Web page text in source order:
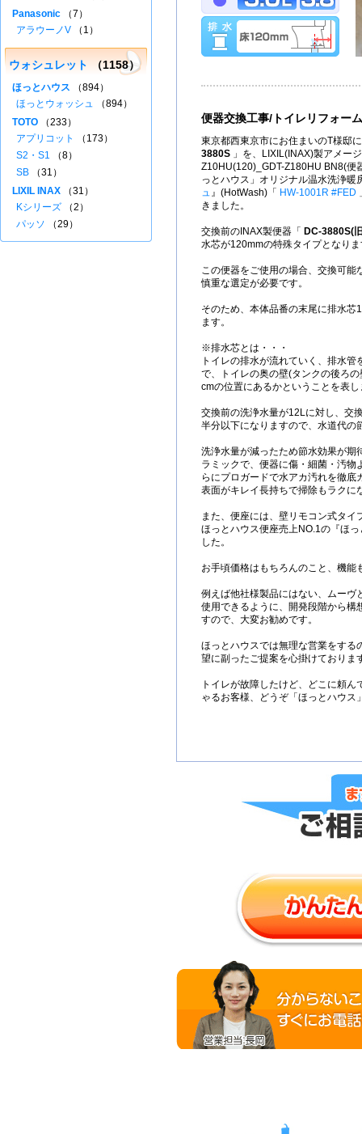
便器交換工事/トイレリフォーム
東京都西東京市にお住まいのT様邸
3880S 」を、LIXIL(INAX)製アメー
Z10HU(120)_GDT-Z180HU BN8(便
っとハウス」オリジナル温水洗浄暖
ュ』(HotWash)「 HW-1001R #FED
きました。
交換前のINAX製便器「
DC-3880S(
水芯が120mmの特殊タイプとなり
この便器をご使用の場合、交換可能
慎重な選定が必要です。
そのため、本体品番の末尾に排水芯
ます。
※排水芯とは・・・
トイレの排水が流れていく、排水
で、トイレの奥の壁(タンクの後ろ
cmの位置にあるかということを表し
交換前の洗浄水量が12Lに対し、交
半分以下になりますので、水道代の
洗浄水量が減ったため節水効果が期
ラミックで、便器に傷・細菌・汚物
らにプロガードで水アカ汚れを徹底
表面がキレイ長持ちで掃除もラクに
また、便座には、壁リモコン式タイ
ほっとハウス便座売上NO.1の『ほ
した。
お手頃価格はもちろんのこと、機能
例えば他社様製品にはない、ムーヴ
使用できるように、開発段階から構
すので、大変お勧めです。
ほっとハウスでは無理な営業をする
望に副ったご提案を心掛けておりま
トイレが故障したけど、どこに頼
ゃるお客様、どうぞ「ほっとハウス
Panasonic （7）
アラウーノV （1）
ウォシュレット （1158）
ほっとハウス （894）
ほっとウォッシュ （894）
TOTO （233）
アプリコット
（173）
S2・S1 （8）
SB （31）
LIXIL INAX （31）
Kシリーズ （2）
パッソ （29）